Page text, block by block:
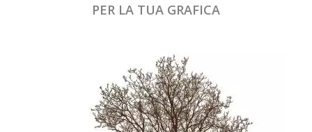
PER LA TUA GRAFICA